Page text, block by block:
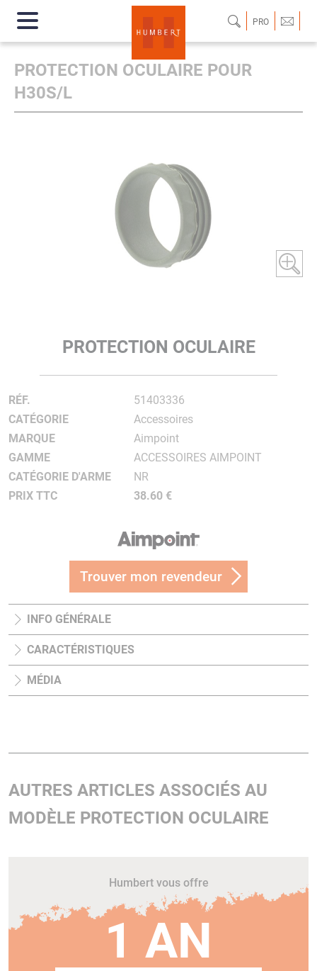
PRO
PROTECTION OCULAIRE POUR
H30S/L
PROTECTION OCULAIRE
RÉF.
51403336
CATÉGORIE
Accessoires
MARQUE
Aimpoint
GAMME
ACCESSOIRES AIMPOINT
CATÉGORIE D'ARME
NR
PRIX TTC
38.60 €
Trouver mon revendeur
INFO GÉNÉRALE
CARACTÉRISTIQUES
MÉDIA
AUTRES ARTICLES ASSOCIÉS AU
MODÈLE PROTECTION OCULAIRE
Humbert vous offre
1 AN